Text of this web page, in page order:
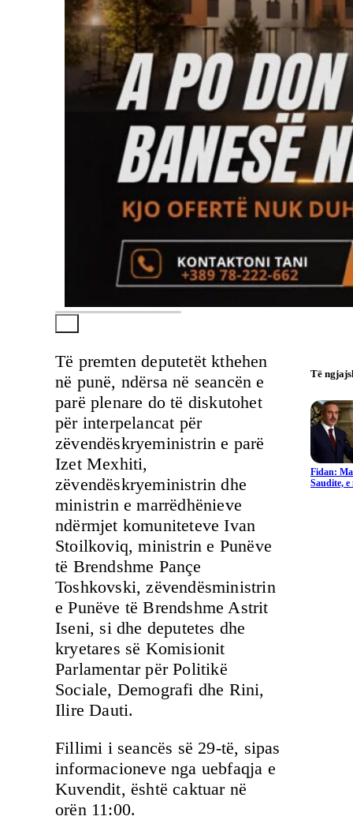
Të premten deputetët kthehen
në punë, ndërsa në seancën e
parë plenare do të diskutohet
për interpelancat për
zëvendëskryeministrin e parë
Izet Mexhiti,
zëvendëskryeministrin dhe
ministrin e marrëdhënieve
ndërmjet komuniteteve Ivan
Stoilkoviq, ministrin e Punëve
të Brendshme Pançe
Toshkovski, zëvendësministrin
e Punëve të Brendshme Astrit
Iseni, si dhe deputetes dhe
kryetares së Komisionit
Parlamentar për Politikë
Sociale, Demografi dhe Rini,
Ilire Dauti.
Fillimi i seancës së 29-të, sipas
informacioneve nga uebfaqja e
Kuvendit, është caktuar në
orën 11:00.
Të
Fidan:
Saudite,